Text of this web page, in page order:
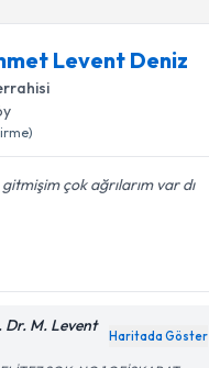
Levent Deniz
çok ağrılarım var dı
Dr. M. Levent
Haritada Göster